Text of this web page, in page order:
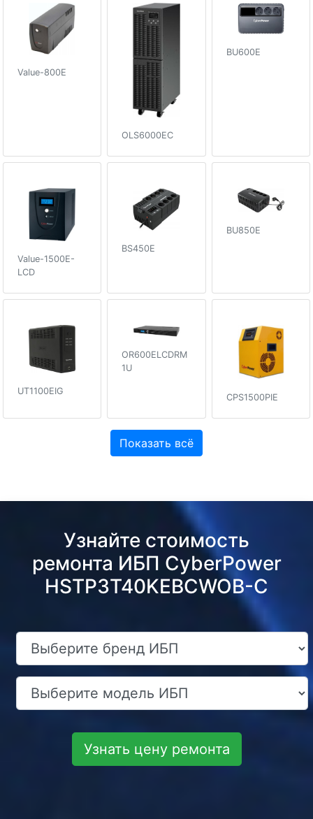
Value-800E
OLS6000EC
BU600E
Value-1500E-
LCD
BS450E
BU850E
UT1100EIG
OR600ELCDRM
1U
CPS1500PIE
Показать всё
Узнайте стоимость
ремонта ИБП CyberPower
HSTP3T40KEBCWOB-C
Узнать цену ремонта